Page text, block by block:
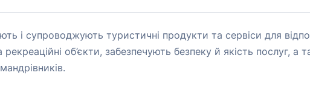
і супроводжують туристичні продукти та сервіси для
об’єкти, забезпечують безпеку й якість послуг, а